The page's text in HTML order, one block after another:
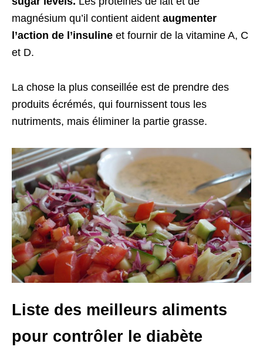
magnésium qu’il contient aident augmenter
l’action de l’insuline et fournir de la vitamine A, C
et D.
La chose la plus conseillée est de prendre des
produits écrémés, qui fournissent tous les
nutriments, mais éliminer la partie grasse.
Liste des meilleurs aliments
pour contrôler le diabète